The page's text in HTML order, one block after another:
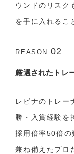
ウンドのリスク
を手に入れるこ
REASON 02
厳選されたトレ
レビナのトレー
勝・入賞経験を
採用倍率50倍の
兼ね備えたプロ